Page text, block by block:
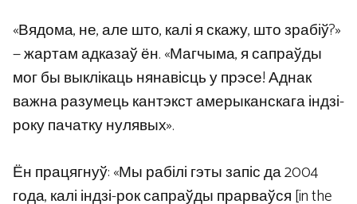
«Вядома, не, але што, калі я скажу, што зрабіў?»
— жартам адказаў ён. «Магчыма, я сапраўды
мог бы выклікаць нянавісць у прэсе! Аднак
важна разумець кантэкст амерыканскага індзі-
року пачатку нулявых».
Ён працягнуў: «Мы рабілі гэты запіс да 2004
года, калі індзі-рок сапраўды прарваўся [in the